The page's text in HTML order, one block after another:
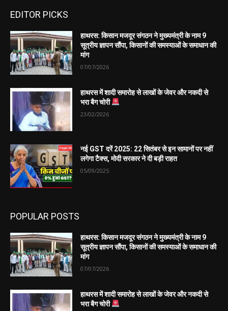
EDITOR PICKS
हाथरस: किसान मजदूर संगठन ने मुख्यमंत्री के नाम 9
सूत्रीय ज्ञापन सौंपा, किसानों की समस्याओं के समाधान की
मांग
07/07/2026
हाथरस में शादी समारोह से लाखों के जेवर और नकदी से
भरा बैग चोरी
23/02/2026
नई GST दरें 2025: 22 सितंबर से इन सामानों पर नहीं
लगेगा टैक्स, मोदी सरकार ने दी बड़ी राहत
05/09/2025
POPULAR POSTS
हाथरस: किसान मजदूर संगठन ने मुख्यमंत्री के नाम 9
सूत्रीय ज्ञापन सौंपा, किसानों की समस्याओं के समाधान की
मांग
07/07/2026
हाथरस में शादी समारोह से लाखों के जेवर और नकदी से
भरा बैग चोरी